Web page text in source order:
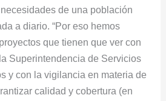
de una población
a diario. “Por eso hemos
que tienen que ver con
Superintendencia de Servicios
y con la vigilancia en materia de
calidad y cobertura (en